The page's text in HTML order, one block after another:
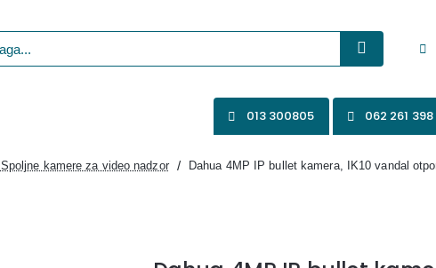
SVE ZA VIDEO NADZOR
013 300805 062 261 398
Spoljne kamere za video nadzor Dahua 4MP IP bullet kamera, IK10 vandal